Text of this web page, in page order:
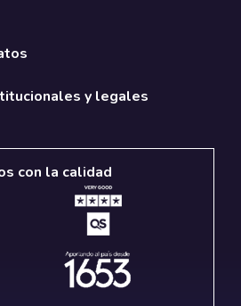
y legales
con la calidad